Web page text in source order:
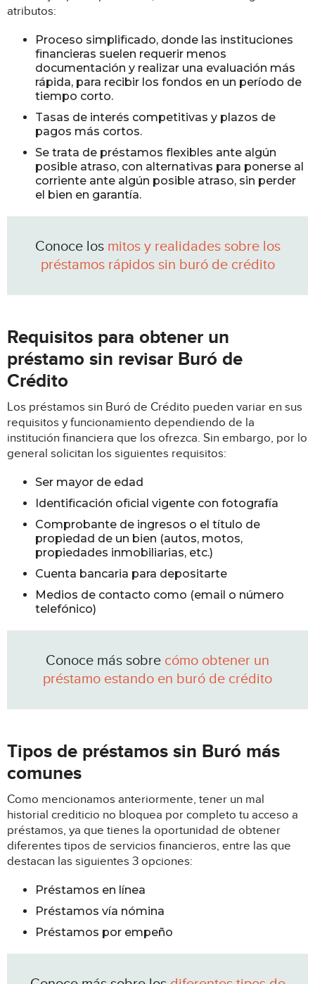
atributos:
Proceso simplificado, donde las instituciones
financieras suelen requerir menos
documentación y realizar una evaluación más
rápida, para recibir los fondos en un período de
tiempo corto.
Tasas de interés competitivas y plazos de
pagos más cortos.
Se trata de préstamos flexibles ante algún
posible atraso, con alternativas para ponerse al
corriente ante algún posible atraso, sin perder
el bien en garantía.
Conoce los mitos y realidades sobre los
préstamos rápidos sin buró de crédito
Requisitos para obtener un
préstamo sin revisar Buró de
Crédito
Los préstamos sin Buró de Crédito pueden variar en sus
requisitos y funcionamiento dependiendo de la
institución financiera que los ofrezca. Sin embargo, por lo
general solicitan los siguientes requisitos:
Ser mayor de edad
Identificación oficial vigente con fotografía
Comprobante de ingresos o el título de
propiedad de un bien (autos, motos,
propiedades inmobiliarias, etc.)
Cuenta bancaria para depositarte
Medios de contacto como (email o número
telefónico)
Conoce más sobre cómo obtener un
préstamo estando en buró de crédito
Tipos de préstamos sin Buró más
comunes
Como mencionamos anteriormente, tener un mal
historial crediticio no bloquea por completo tu acceso a
préstamos, ya que tienes la oportunidad de obtener
diferentes tipos de servicios financieros, entre las que
destacan las siguientes 3 opciones:
Préstamos en línea
Préstamos vía nómina
Préstamos por empeño